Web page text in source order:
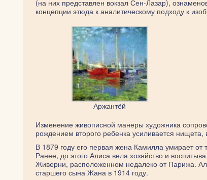
(на них представлен вокзал Сен-Лазар),
концепции этюда к аналитическому подходу к
Аржантёй
Изменение живописной манеры художника
рождением второго ребенка усиливается нищета,
В 1879 году его первая жена Камилла умирает
Ранее, до этого Алиса вела хозяйство и
Живерни, расположенном недалеко от Парижа.
старшего сына Жана в 1914 году.